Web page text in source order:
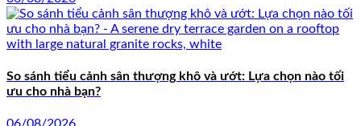
So sánh tiểu cảnh sân thượng khô và ướt: Lựa chọn nào tối
ưu cho nhà bạn?